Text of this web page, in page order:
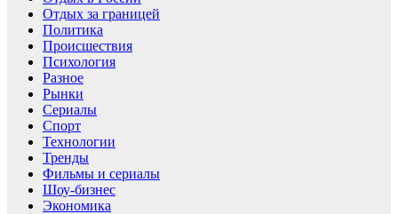
Отдых за границей
Политика
Происшествия
Психология
Разное
Рынки
Сериалы
Спорт
Технологии
Тренды
Фильмы и сериалы
Шоу-бизнес
Экономика